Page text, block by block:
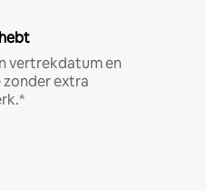
vertrekdatum en
zonder extra